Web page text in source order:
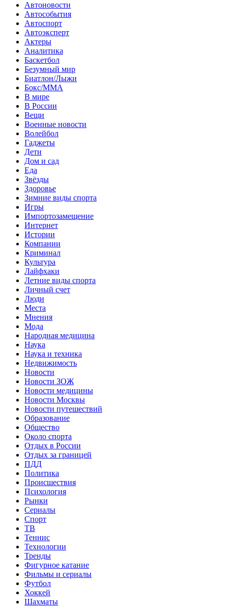
Автоновости
Автособытия
Автоспорт
Автоэксперт
Актеры
Аналитика
Баскетбол
Безумный мир
Биатлон/Лыжи
Бокс/MMA
В мире
В России
Вещи
Военные новости
Волейбол
Гаджеты
Дети
Дом и сад
Еда
Звёзды
Здоровье
Зимние виды спорта
Игры
Импортозамещение
Интернет
Истории
Компании
Криминал
Культура
Лайфхаки
Летние виды спорта
Личный счет
Люди
Места
Мнения
Мода
Народная медицина
Наука
Наука и техника
Недвижимость
Новости
Новости ЗОЖ
Новости медицины
Новости Москвы
Новости путешествий
Образование
Общество
Около спорта
Отдых в России
Отдых за границей
ПДД
Политика
Происшествия
Психология
Рынки
Сериалы
Спорт
ТВ
Теннис
Технологии
Тренды
Фигурное катание
Фильмы и сериалы
Футбол
Хоккей
Шахматы